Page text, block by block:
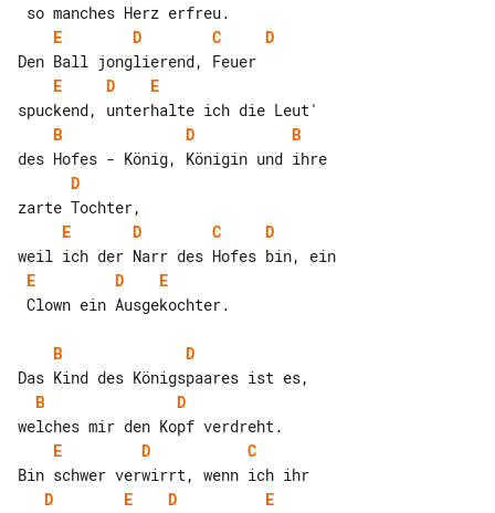
E
D C
D
E
D
E
B
D
B
D
E
D C
D
E
D
E
B
D
B
D
E
D
C
D
E D
E